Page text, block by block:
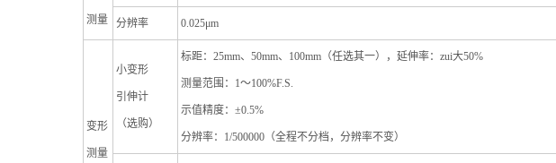
测量 分辨率 0.025μm
变形
测量
小变形
引伸计
（选购）
标距：25mm、50mm、100mm（任选其一），延伸率：zui大50%
测量范围：1～100%F.S.
示值精度：±0.5%
分辨率：1/500000（全程不分档，分辨率不变）